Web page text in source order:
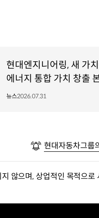
현대엔지니어링, 새 가
에너지 통합 가치 창출
뉴스2026.07.31
현대자동차그룹
않으며, 상업적인 목적으로